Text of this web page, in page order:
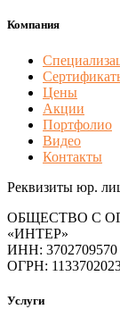
Компания
Цены
Акции
Портфолио
Видео
Контакты
Реквизиты юр.
ОБЩЕСТВО С
«ИНТЕР»
ИНН: 3702709570
ОГРН:
Услуги